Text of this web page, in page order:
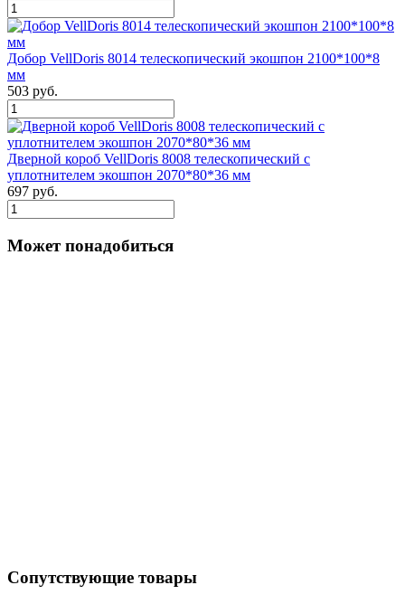
Добор VellDoris 8014 телескопический экошпон 2100*100*8
мм
503 руб.
Дверной короб VellDoris 8008 телескопический с
уплотнителем экошпон 2070*80*36 мм
697 руб.
Может понадобиться
Сопутствующие товары